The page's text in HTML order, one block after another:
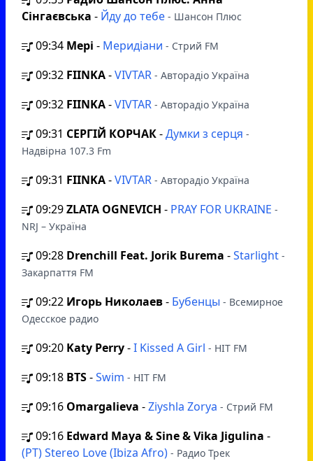
Сінгаєвська - Йду до тебе - Шансон Плюс
09:34 Мері - Меридiани - Стрий FM
09:32 FIINKA-VIVTAR - Авторадіо Україна
09:32 FIINKA-VIVTAR - Авторадіо Україна
09:31 СЕРГІЙ КОРЧАК-Думки з серця -
Надвірна 107.3 Fm
09:31 FIINKA-VIVTAR - Авторадіо Україна
09:29ZLATA OGNEVICH - PRAY FOR UKRAINE -
NRJ – Україна
09:28 Drenchill Feat. Jorik Burema -Starlight -
Закарпаття FM
09:22 Игорь Николаев- Бубенцы - Всемирное
Одесское радио
09:20 Katy Perry-I Kissed A Girl - HIT FM
09:18 BTS-Swim - HIT FM
09:16 Omargalieva -Ziyshla Zorya - Стрий FM
09:16 Edward Maya & Sine & Vika Jigulina -
(РТ) Stereo Love (Ibiza Afro) - Радио Трек